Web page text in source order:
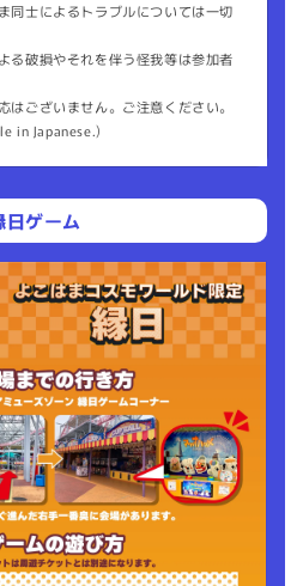
同士によるトラブルについては一切
る破損やそれを伴う怪我等は参加者
ございません。ご注意ください。
in Japanese.)
日ゲーム